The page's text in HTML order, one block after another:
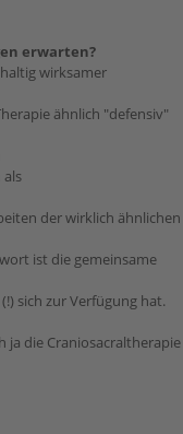
erwarten?
wirksamer
ähnlich "defensiv"
der wirklich ähnlichen
ist die gemeinsame
sich zur Verfügung hat.
ja die Craniosacraltherapie